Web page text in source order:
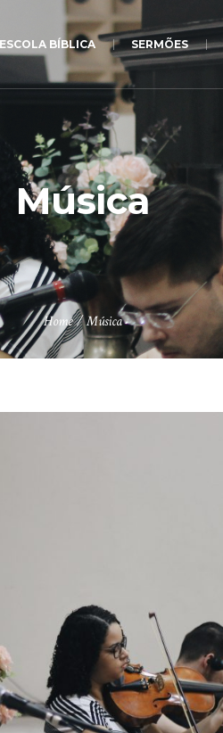
ESCOLA BÍBLICA SERMÕES
Música
Home/Música